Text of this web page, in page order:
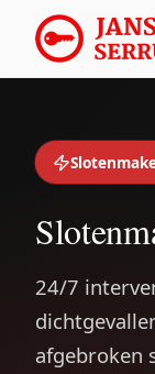
24/7
afgebroken